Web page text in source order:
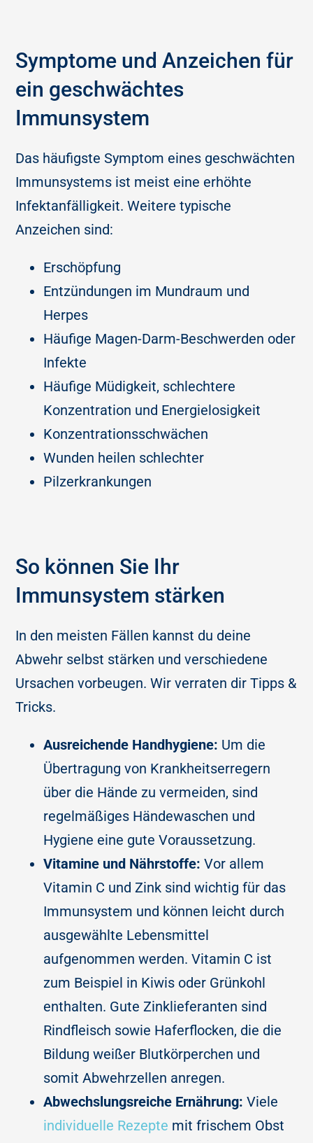
Symptome und Anzeichen für
ein geschwächtes
Immunsystem
Das häufigste Symptom eines geschwächten
Immunsystems ist meist eine erhöhte
Infektanfälligkeit. Weitere typische
Anzeichen sind:
Erschöpfung
Entzündungen im Mundraum und
Herpes
Häufige Magen-Darm-Beschwerden oder
Infekte
Häufige Müdigkeit, schlechtere
Konzentration und Energielosigkeit
Konzentrationsschwächen
Wunden heilen schlechter
Pilzerkrankungen
So können Sie Ihr
Immunsystem stärken
In den meisten Fällen kannst du deine
Abwehr selbst stärken und verschiedene
Ursachen vorbeugen. Wir verraten dir Tipps &
Tricks.
Ausreichende Handhygiene: Um die
Übertragung von Krankheitserregern
über die Hände zu vermeiden, sind
regelmäßiges Händewaschen und
Hygiene eine gute Voraussetzung.
Vitamine und Nährstoffe:Vor allem
Vitamin C und Zink sind wichtig für das
Immunsystem und können leicht durch
ausgewählte Lebensmittel
aufgenommen werden. Vitamin C ist
zum Beispiel in Kiwis oder Grünkohl
enthalten. Gute Zinklieferanten sind
Rindfleisch sowie Haferflocken, die die
Bildung weißer Blutkörperchen und
somit Abwehrzellen anregen.
Abwechslungsreiche Ernährung: Viele
individuelle Rezepte mit frischem Obst